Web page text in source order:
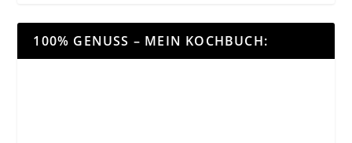
100% GENUSS – MEIN KOCHBUCH: